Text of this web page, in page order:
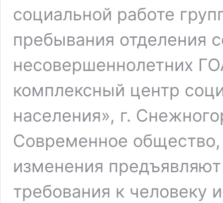
социальной работе
пребывания отделения
несовершеннолетних
комплексный центр
населения», г.
Современное
изменения
требования к человеку